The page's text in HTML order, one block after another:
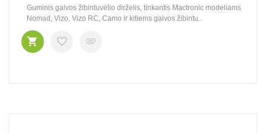
Guminis galvos žibintuvėlio dirželis, tinkantis Mactronic modeliams
Nomad, Vizo, Vizo RC, Camo ir kitiems galvos žibintu..